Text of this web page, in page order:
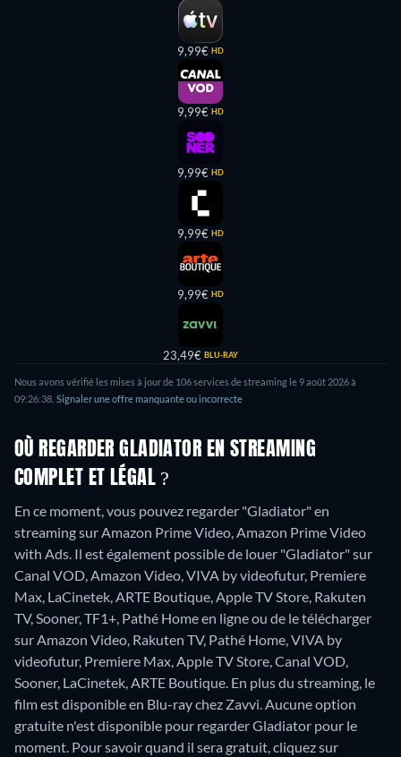
9,99€ HD
9,99€ HD
9,99€ HD
9,99€ HD
9,99€ HD
23,49€ BLU-RAY
Nous avons vérifié les mises à jour de 106 services de streaming le 9 août 2026 à
09:26:38. Signaler une offre manquante ou incorrecte
OÙ REGARDER GLADIATOR EN STREAMING
COMPLET ET LÉGAL ?
En ce moment, vous pouvez regarder "Gladiator" en
streaming sur Amazon Prime Video, Amazon Prime Video
with Ads. Il est également possible de louer "Gladiator" sur
Canal VOD, Amazon Video, VIVA by videofutur, Premiere
Max, LaCinetek, ARTE Boutique, Apple TV Store, Rakuten
TV, Sooner, TF1+, Pathé Home en ligne ou de le télécharger
sur Amazon Video, Rakuten TV, Pathé Home, VIVA by
videofutur, Premiere Max, Apple TV Store, Canal VOD,
Sooner, LaCinetek, ARTE Boutique. En plus du streaming, le
film est disponible en Blu-ray chez Zavvi.Aucune option
gratuite n'est disponible pour regarder Gladiator pour le
moment. Pour savoir quand il sera gratuit, cliquez sur